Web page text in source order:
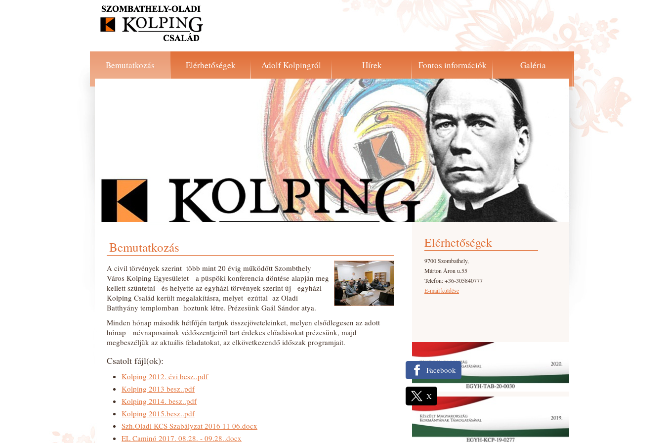
Bemutatkozás Elérhetőségek Adolf Kolpingról Hírek Fontos információk Galéria
Elérhetőségek
9700 Szombathely,
Márton Áron u.55
Telefon: +36-305840777
E-mail küldése
Bemutatkozás
A civil törvények szerint több mint 20 évig működőtt Szombthely
Város Kolping Egyesületet a püspöki konferencia döntése alapján meg
kellett szüntetni - és helyette az egyházi törvények szerint új - egyházi
Kolping Család került megalakításra, melyet ezúttal az Oladi
Batthyány templomban hoztunk létre. Prézesünk Gaál Sándor atya.
Minden hónap második hétfőjén tartjuk összejöveteleinket, melyen elsődlegesen az adott
hónap névnaposainak védőszentjeiről tart érdekes előadásokat prézesünk, majd
megbeszéljük az aktuális feladatokat, az elkövetkezendő időszak programjait.
Csatolt fájl(ok):
Kolping 2012. évi besz..pdf
Kolping 2013 besz..pdf
Kolping 2014. besz..pdf
Kolping 2015.besz..pdf
Szh.Oladi KCS Szabályzat 2016 11 06.docx
EL Caminó 2017. 08.28. - 09.28..docx
Facebook
X